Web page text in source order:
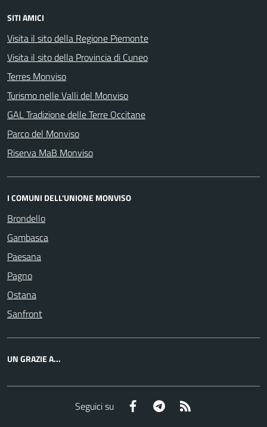
SITI AMICI
Visita il sito della Regione Piemonte
Visita il sito della Provincia di Cuneo
Terres Monviso
Turismo nelle Valli del Monviso
GAL Tradizione delle Terre Occitane
Parco del Monviso
Riserva MaB Monviso
I COMUNI DELL'UNIONE MONVISO
Brondello
Gambasca
Paesana
Pagno
Ostana
Sanfront
UN GRAZIE A...
Seguici su Facebook Telegram